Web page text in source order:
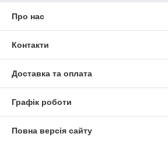
Про нас
Контакти
Доставка та оплата
Графік роботи
Повна версія сайту